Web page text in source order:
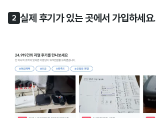
2 실제 후기가 있는 곳에서 가입하세요.